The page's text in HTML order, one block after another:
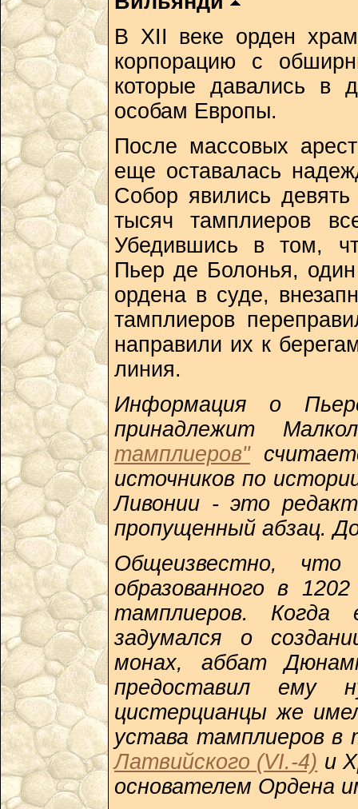
В XII веке орден
корпорацию с
которые давались в
особам Европы.
После массовых
еще оставалась
Собор явились
тысяч тамплиеров
Убедившись в том,
Пьер де Болонья,
ордена в суде,
тамплиеров
направили их к
линия.
Информация о
принадлежит
тамплиеров"
источников по
Ливонии - это
пропущенный абзац.
Общеизвестно, что
образованного в
тамплиеров. Когда
задумался о
монах, аббат
предоставил ему
цистерцианцы же
устава тамплиеров в
Латвийского (VI.-4) и
основателем Ордена